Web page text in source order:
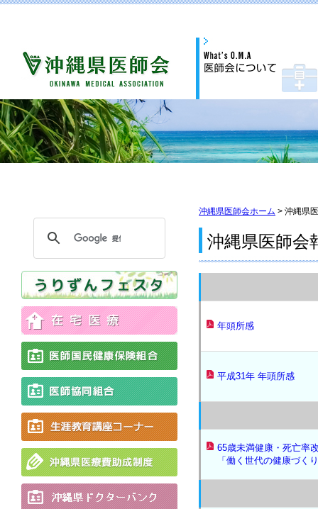
沖縄県医師会ホーム > 沖縄県
沖縄県医師会
年頭所感
平成31年 年頭所感
65歳未満健康・死亡率
「働く世代の健康づく